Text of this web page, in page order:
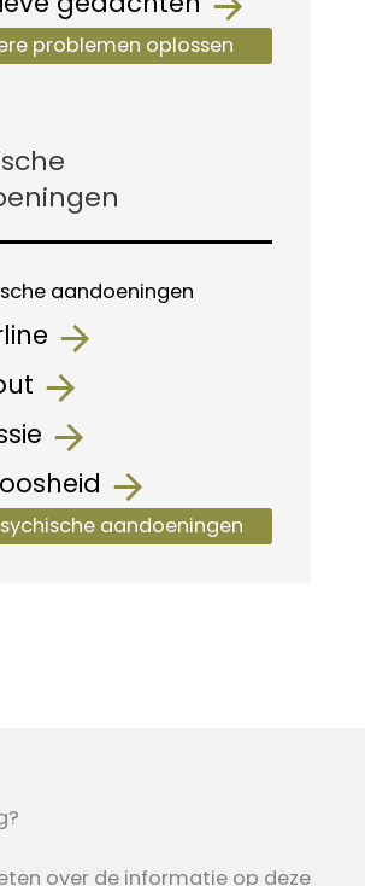
problemen oplossen
aandoeningen
over de informatie op deze